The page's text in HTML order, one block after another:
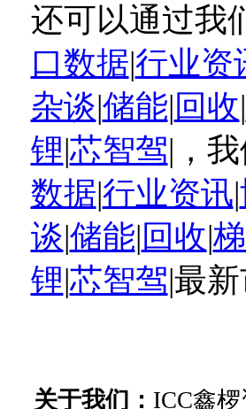
还可以通过我
口数据|行业资
杂谈|储能|回收|
锂|芯智驾|，
数据|行业资讯|
谈|储能|回收|
锂|芯智驾|最
关于我们： ICC鑫